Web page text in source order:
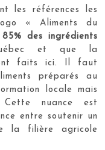
les références les
« Aliments du
85% des ingrédients
et que la
faits ici. Il faut
préparés au
locale mais
Cette nuance est
entre soutenir un
la filière agricole